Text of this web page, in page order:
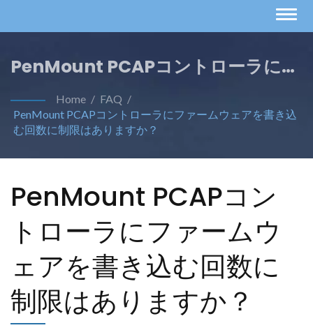
PenMount PCAPコントローラにフ
ァームウェアを書き込む回数に制限
はありますか？
Home / FAQ /
PenMount PCAPコントローラにファームウェアを書き込
む回数に制限はありますか？
PenMount PCAPコン
トローラにファームウ
ェアを書き込む回数に
制限はありますか？